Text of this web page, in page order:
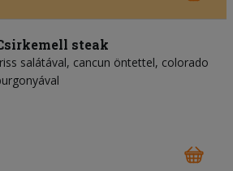
steak
salátával, cancun öntettel, colorado